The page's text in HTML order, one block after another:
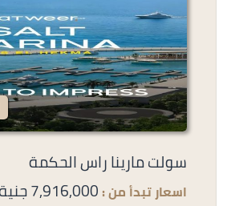
سولت مارينا راس الحكمة
اسعار تبدأ من : 7,916,000 جنية